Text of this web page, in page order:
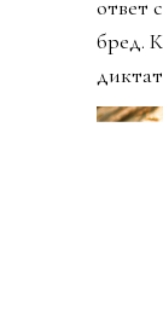
людей
дал: